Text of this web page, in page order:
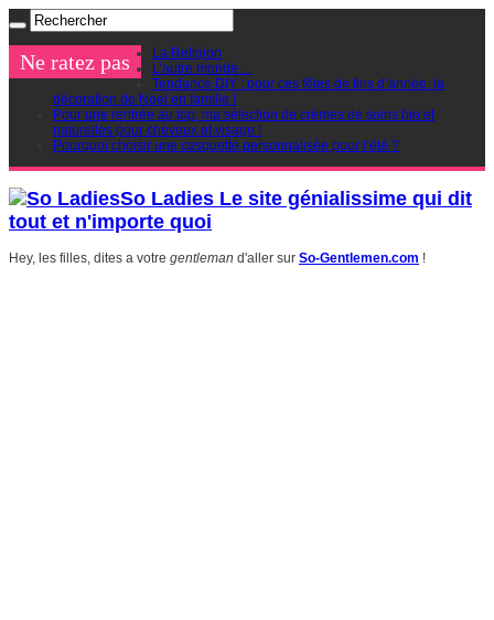
Ne ratez pas
La Religion
L’autre monde…
Tendance DIY : pour ces fêtes de fins d’année, la
décoration de Noel en famille !
Pour une rentrée au top, ma sélection de crèmes de soins bio et
naturelles pour cheveux et visage !
Pourquoi choisir une casquette personnalisée pour l’été ?
So Ladies Le site génialissime qui dit
tout et n'importe quoi
Hey, les filles, dites a votre gentleman d'aller sur So-Gentlemen.com !